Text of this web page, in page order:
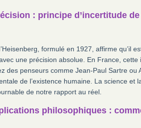
: principe d’incertitude
formulé en 1927, affirme qu’il
une précision absolue. En France,
des penseurs comme Jean-Paul Sartre ou
de l’existence humaine. La science
de notre rapport au réel.
philosophiques :